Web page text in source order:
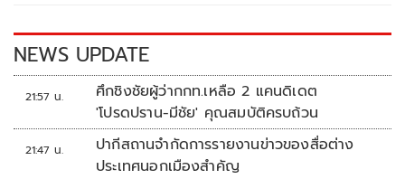
k k
NEWS UPDATE
21:57 น.
ศึกชิงชัยผู้ว่ากกท.เหลือ 2 แคนดิเดต
'โปรดปราน-มีชัย' คุณสมบัติครบถ้วน
21:47 น.
ปากีสถานจำกัดการรายงานข่าวของสื่อต่าง
ประเทศนอกเมืองสำคัญ